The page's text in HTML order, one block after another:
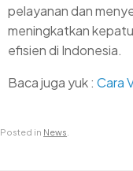
pelayanan dan
meningkatkan
efisien di Indonesia.
Baca juga yuk :Cara
Posted in News